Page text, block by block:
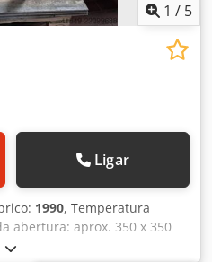
1 / 5
Ligar
1990, Temperatura
abertura: aprox. 350 x 350
aprox. 400 mm Potência de